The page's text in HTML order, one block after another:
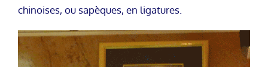
chinoises, ou sapèques, en ligatures.